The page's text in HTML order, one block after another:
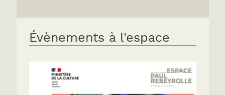
Évènements à l'espace